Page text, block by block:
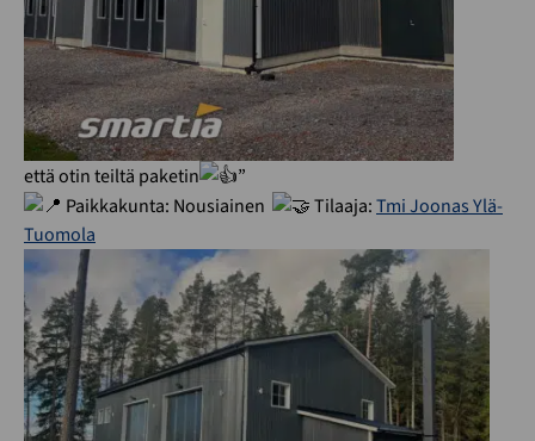
että otin teiltä paketin
”
Paikkakunta: Nousiainen
Tilaaja:Tmi Joonas Ylä-
Tuomola